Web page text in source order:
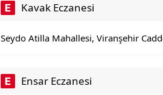
Kavak Eczanesi
Seydo Atilla Mahallesi, Viranşehir
Ensar Eczanesi